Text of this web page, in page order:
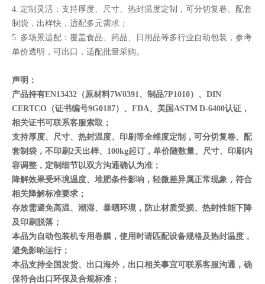
4. 定制灵活：支持厚度、尺寸、热封温度定制，可分切复卷、配套
制袋，出样快，适配多元需求；
5. 多场景适配：覆盖食品、药品、日用品等多行业自动包装，参考
单价透明，可出口，适配批量采购。
声明：
产品持有EN13432（原材料7W0391、制品7P1010）、DIN
CERTCO（证书编号9G0187）、FDA、美国ASTM D-6400认证，
相关证书可联系客服索取；
支持厚度、尺寸、热封温度、印刷等全维度定制，可分切复卷、配
套制袋，不印刷2天出样、100kg起订，单价随数量、尺寸、印刷内
容调整，定制细节以双方沟通确认为准；
降解效果受环境温度、堆肥条件影响，轻微差异属正常现象，符合
相关降解标准要求；
存放需避免高温、潮湿、暴晒环境，防止材质受损、热封性能下降
及印刷脱落；
本品为自动包装机专用卷膜，使用时请匹配设备规格及热封温度，
避免影响运行；
本品支持全国发货、出口海外，出口相关事宜可联系客服沟通，确
保符合出口环保及合规标准；